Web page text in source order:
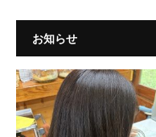
お知らせ